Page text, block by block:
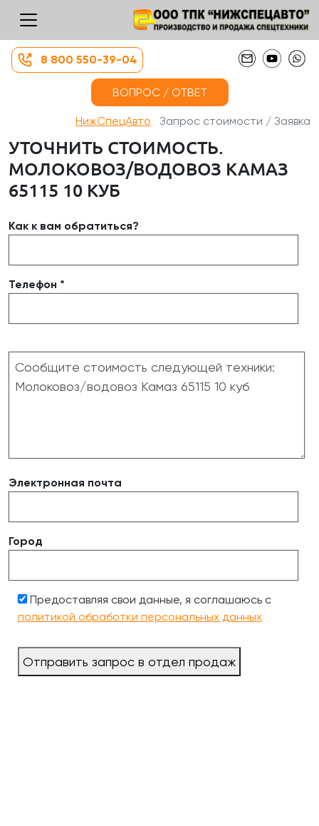
8 800 550-39-04
ВОПРОС / ОТВЕТ
НижСпецАвто Запрос стоимости / Заявка
УТОЧНИТЬ СТОИМОСТЬ.
МОЛОКОВОЗ/ВОДОВОЗ КАМАЗ
65115 10 КУБ
Как к вам обратиться?
Телефон *
Электронная почта
Город
Предоставляя свои данные, я соглашаюсь с
политикой обработки персональных данных
Отправить запрос в отдел продаж